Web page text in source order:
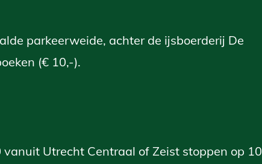
parkeerweide, achter de ijsboerderij De
(€ 10,-).
vanuit Utrecht Centraal of Zeist stoppen op 10